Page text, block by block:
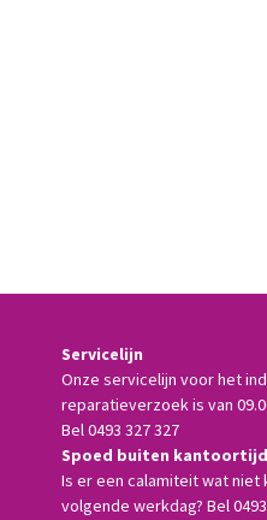
Servicelijn
Onze servicelijn voor het
reparatieverzoek is van
Bel 0493 327 327
Spoed buiten
Is er een calamiteit wat niet
volgende werkdag? Bel